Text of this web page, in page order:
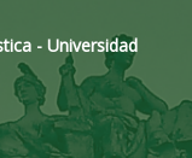
- Universidad